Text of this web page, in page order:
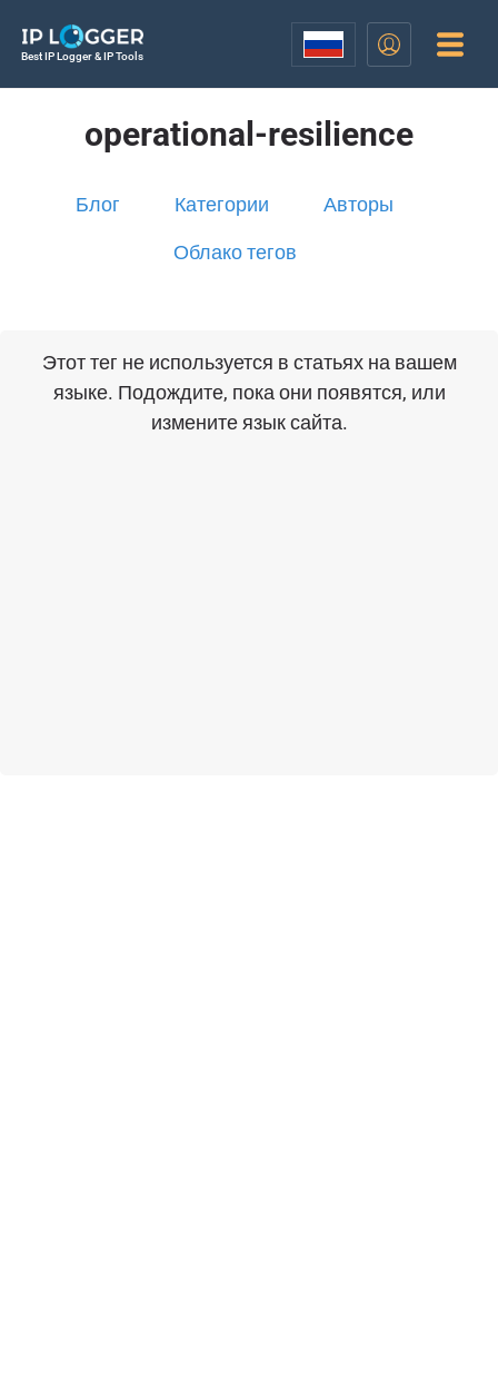
Best IP Logger & IP Tools
operational-resilience
Блог Категории Авторы
Облако тегов